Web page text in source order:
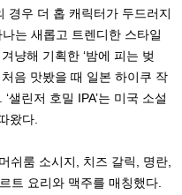
경우 더 홉 캐릭터가 두드러지
는 새롭고 트렌디한 스타일
냥해 기획한 ‘밤에 피는 벚
음 맛봤을 때 일본 하이쿠 작
샐린저 호밀 IPA’는 미국 소설
왔다.
쉬룸 소시지, 치즈 갈릭, 명란,
트 요리와 맥주를 매칭했다.